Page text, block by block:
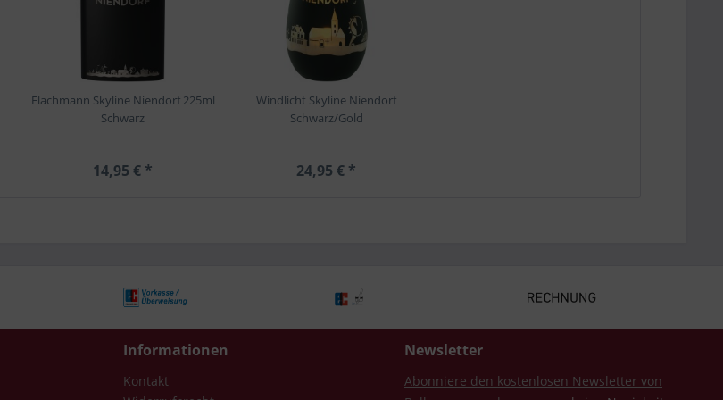
Flachmann Skyline Niendorf 225ml
Schwarz
14,95 € *
Windlicht Skyline Niendorf
Schwarz/Gold
24,95 € *
Informationen
Kontakt
Newsletter
Abonniere den kostenlosen Newsletter von